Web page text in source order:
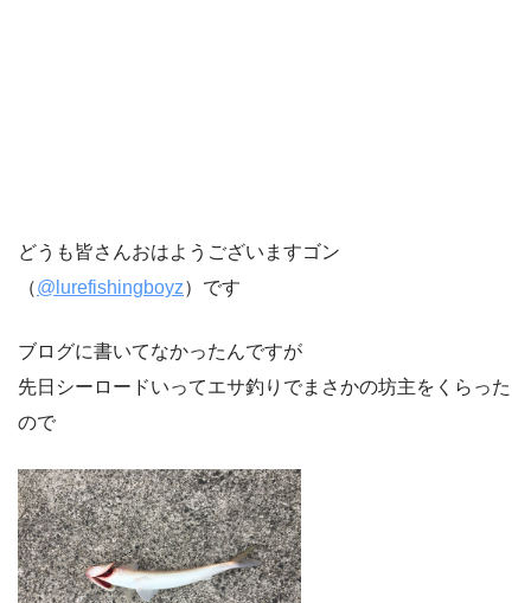
どうも皆さんおはようございますゴン
（@lurefishingboyz）です
ブログに書いてなかったんですが
先日シーロードいってエサ釣りでまさかの坊主をくらった
ので